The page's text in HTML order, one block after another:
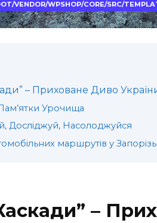
VENDOR/WPSHOP/CORE/SRC/
– Приховане Диво
Урочища
Досліджуй, Насолоджуйся
маршрутів у
–